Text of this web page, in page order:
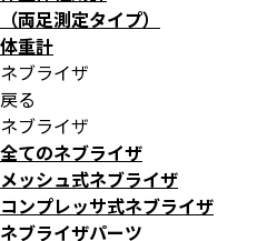
（両足測定タイプ）
体重計
ネブライザ
戻る
ネブライザ
全てのネブライザ
メッシュ式ネブライザ
コンプレッサ式ネブライザ
ネブライザパーツ